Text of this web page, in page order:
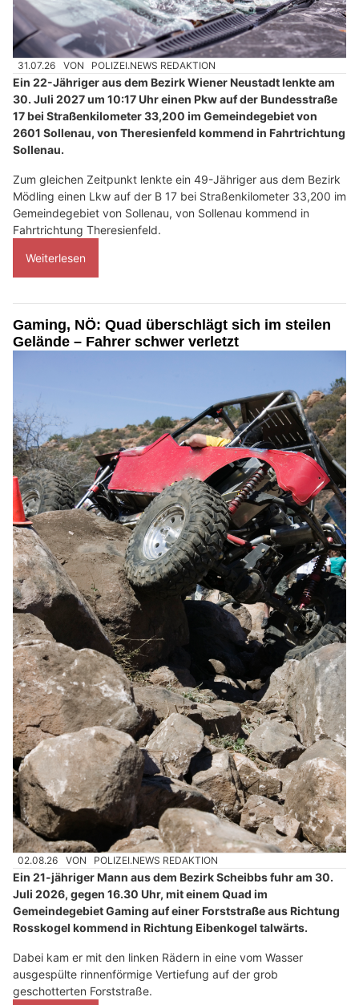
31.07.26 VON POLIZEI.NEWS REDAKTION
Ein 22-Jähriger aus dem Bezirk Wiener Neustadt lenkte am
30. Juli 2027 um 10:17 Uhr einen Pkw auf der Bundesstraße
17 bei Straßenkilometer 33,200 im Gemeindegebiet von
2601 Sollenau, von Theresienfeld kommend in Fahrtrichtung
Sollenau.
Zum gleichen Zeitpunkt lenkte ein 49-Jähriger aus dem Bezirk
Mödling einen Lkw auf der B 17 bei Straßenkilometer 33,200 im
Gemeindegebiet von Sollenau, von Sollenau kommend in
Fahrtrichtung Theresienfeld.
Weiterlesen
Gaming, NÖ: Quad überschlägt sich im steilen
Gelände – Fahrer schwer verletzt
02.08.26 VON POLIZEI.NEWS REDAKTION
Ein 21-jähriger Mann aus dem Bezirk Scheibbs fuhr am 30.
Juli 2026, gegen 16.30 Uhr, mit einem Quad im
Gemeindegebiet Gaming auf einer Forststraße aus Richtung
Rosskogel kommend in Richtung Eibenkogel talwärts.
Dabei kam er mit den linken Rädern in eine vom Wasser
ausgespülte rinnenförmige Vertiefung auf der grob
geschotterten Forststraße.